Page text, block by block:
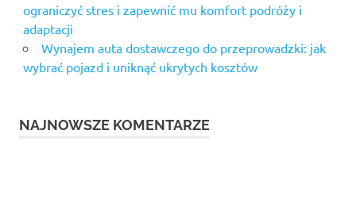
ograniczyć stres i zapewnić mu komfort podróży i
adaptacji
Wynajem auta dostawczego do przeprowadzki: jak
wybrać pojazd i uniknąć ukrytych kosztów
NAJNOWSZE KOMENTARZE